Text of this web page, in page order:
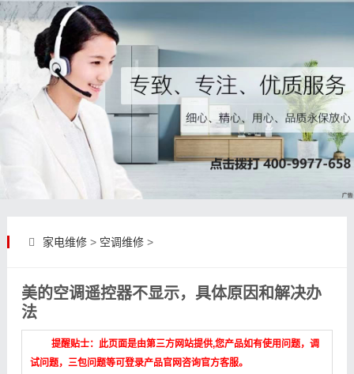
家电维修> 空调维修>
美的空调遥控器不显示，具体原因和解决办
法
提醒贴士：此页面是由第三方网站提供,您产品如有使用问题，调
试问题，三包问题等可登录产品官网咨询官方客服。